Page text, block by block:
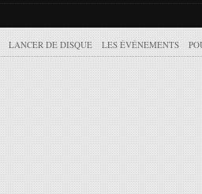
LANCER DE DISQUE LES ÉVÉNEMENTS